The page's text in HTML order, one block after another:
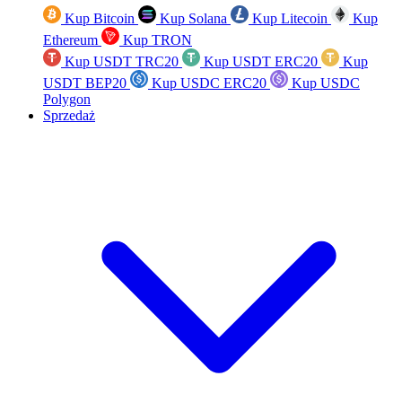
Kup Bitcoin Kup Solana Kup Litecoin
Kup
Ethereum
Kup TRON
Kup USDT TRC20
Kup USDT ERC20
Kup
USDT BEP20
Kup USDC ERC20
Kup USDC
Polygon
Sprzedaż